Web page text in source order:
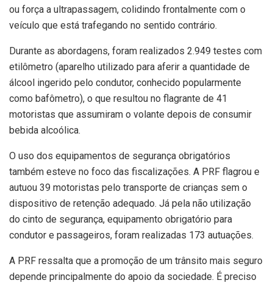
ou força a ultrapassagem, colidindo frontalmente com o
veículo que está trafegando no sentido contrário.
Durante as abordagens, foram realizados 2.949 testes com
etilômetro (aparelho utilizado para aferir a quantidade de
álcool ingerido pelo condutor, conhecido popularmente
como bafômetro), o que resultou no flagrante de 41
motoristas que assumiram o volante depois de consumir
bebida alcoólica.
O uso dos equipamentos de segurança obrigatórios
também esteve no foco das fiscalizações. A PRF flagrou e
autuou 39 motoristas pelo transporte de crianças sem o
dispositivo de retenção adequado. Já pela não utilização
do cinto de segurança, equipamento obrigatório para
condutor e passageiros, foram realizadas 173 autuações.
A PRF ressalta que a promoção de um trânsito mais seguro
depende principalmente do apoio da sociedade. É preciso